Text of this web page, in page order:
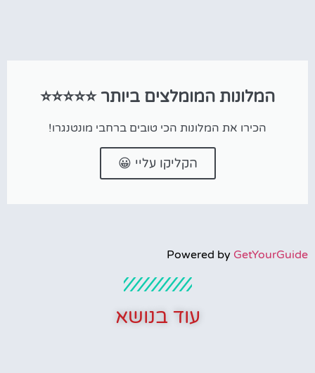
המלונות המומלצים ביותר ⭐⭐⭐⭐⭐
הכירו את המלונות הכי טובים ברחבי מונטנגרו!
הקליקו עליי 😀
Powered by GetYourGuide
עוד בנושא